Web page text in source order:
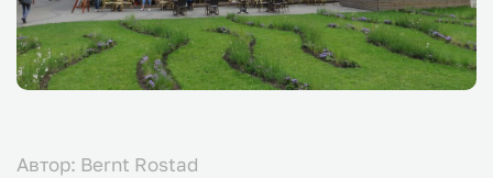
Автор: Bernt Rostad